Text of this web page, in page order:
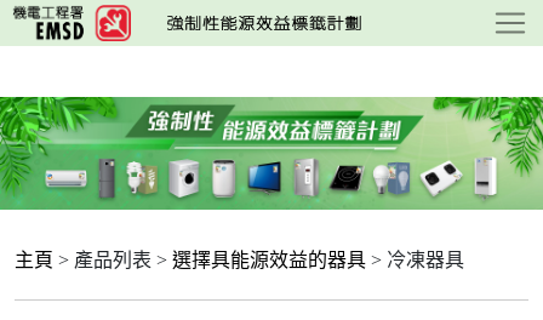
跳
至
要
內
容
主頁 > 產品列表 > 選擇具能源效益的器具 > 冷凍器具